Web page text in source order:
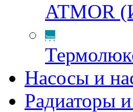
ATMOR
Насосы и
Радиаторы